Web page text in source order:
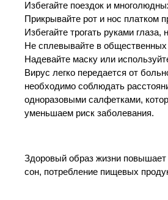
Избегайте поездок и
Прикрывайте рот и нос платком
Избегайте трогать руками
Не сплевывайте в общественных
Надевайте маску или
Вирус легко передается от
необходимо соблюдать
одноразовыми салфетками,
уменьшаем риск заболевания.
Здоровый образ жизни
сон, потребление пищевых